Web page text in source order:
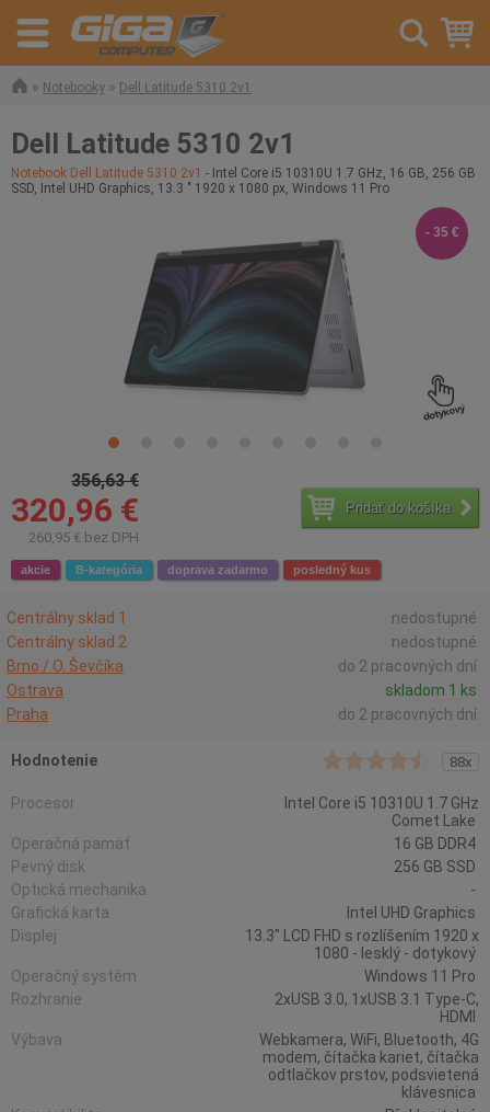
» Notebooky » Dell Latitude 5310 2v1
Dell Latitude 5310 2v1
Notebook Dell Latitude 5310 2v1 - Intel Core i5 10310U 1.7 GHz, 16 GB, 256 GB
SSD, Intel UHD Graphics, 13.3 " 1920 x 1080 px, Windows 11 Pro
356,63 €
320,96 €
260,95 € bez DPH
Pridať do košíka
akcie B-kategória doprava zadarmo posledný kus
- 35 €
Centrálny sklad 1
nedostupné
Centrálny sklad 2
nedostupné
Brno / O. Ševčíka
do 2 pracovných dní
Ostrava
skladom 1 ks
Praha
do 2 pracovných dní
Hodnotenie 88x
Procesor
Intel Core i5 10310U 1.7 GHz
Comet Lake
Operačná pamäť
16 GB DDR4
Pevný disk
256 GB SSD
Optická mechanika
-
Grafická karta
Intel UHD Graphics
Displej
13.3" LCD FHD s rozlíšením 1920 x
1080 - lesklý - dotykový
Operačný systém
Windows 11 Pro
Rozhranie
2xUSB 3.0, 1xUSB 3.1 Type-C,
HDMI
Výbava
Webkamera, WiFi, Bluetooth, 4G
modem, čítačka kariet, čítačka
odtlačkov prstov, podsvietená
klávesnica